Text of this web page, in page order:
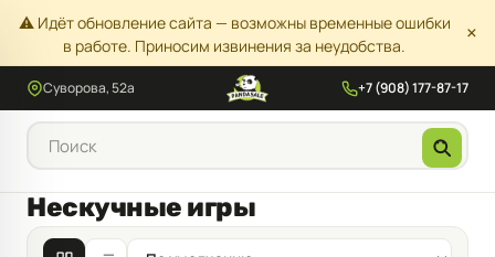
⚠️ Идёт обновление сайта — возможны временные ошибки
в работе. Приносим извинения за неудобства.
×
Суворова, 52а +7 (908) 177-87-17
Нескучные игры